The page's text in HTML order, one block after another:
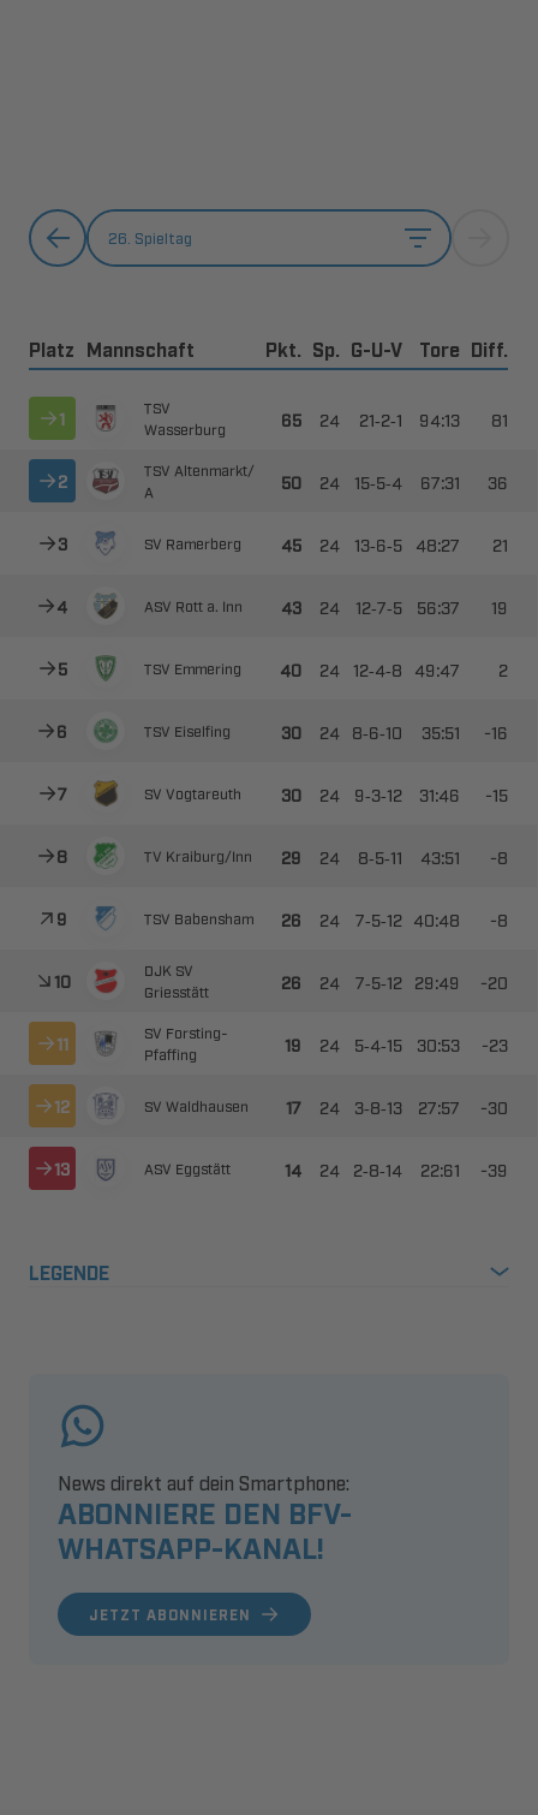
26. Spieltag
Platz Mannschaft Pkt. Sp. G-U-V Tore Diff.



  --  

 ​

  --  
     --  
       --  
     --  
     --  ​
     --  ​
  ​   --  ​
     --  ​

 

  --  ​

 ​

  --  ​
     --  ​
     --  ​
LEGENDE
ABONNIERE DEN BFV-
WHATSAPP-KANAL!
News direkt auf dein Smartphone:
JETZT ABONNIEREN